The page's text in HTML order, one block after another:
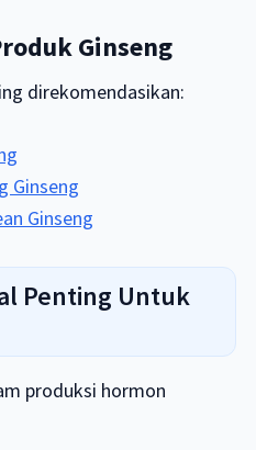
Ginseng
direkomendasikan:
Ginseng
Ginseng
Penting Untuk
produksi hormon